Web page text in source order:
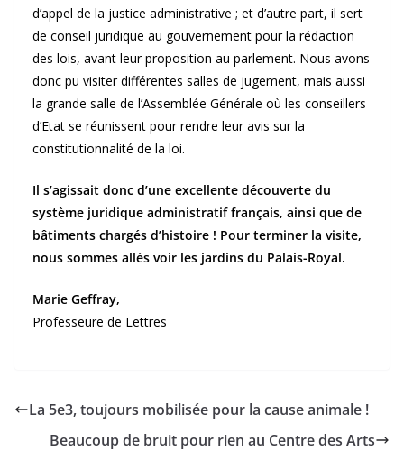
d’appel de la justice administrative ; et d’autre part, il sert
de conseil juridique au gouvernement pour la rédaction
des lois, avant leur proposition au parlement. Nous avons
donc pu visiter différentes salles de jugement, mais aussi
la grande salle de l’Assemblée Générale où les conseillers
d’Etat se réunissent pour rendre leur avis sur la
constitutionnalité de la loi.
Il s’agissait donc d’une excellente découverte du
système juridique administratif français, ainsi que de
bâtiments chargés d’histoire ! Pour terminer la visite,
nous sommes allés voir les jardins du Palais-Royal.
Marie Geffray,
Professeure de Lettres
La 5e3, toujours mobilisée pour la cause animale !
Beaucoup de bruit pour rien au Centre des Arts